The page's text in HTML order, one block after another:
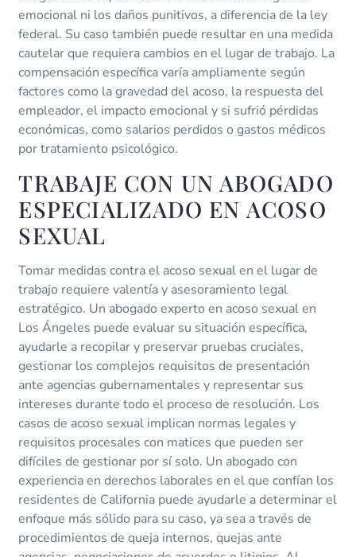
emocional ni los daños punitivos, a diferencia de la ley
federal. Su caso también puede resultar en una medida
cautelar que requiera cambios en el lugar de trabajo. La
compensación específica varía ampliamente según
factores como la gravedad del acoso, la respuesta del
empleador, el impacto emocional y si sufrió pérdidas
económicas, como salarios perdidos o gastos médicos
por tratamiento psicológico.
TRABAJE CON UN ABOGADO
ESPECIALIZADO EN ACOSO
SEXUAL
Tomar medidas contra el acoso sexual en el lugar de
trabajo requiere valentía y asesoramiento legal
estratégico. Un abogado experto en acoso sexual en
Los Ángeles puede evaluar su situación específica,
ayudarle a recopilar y preservar pruebas cruciales,
gestionar los complejos requisitos de presentación
ante agencias gubernamentales y representar sus
intereses durante todo el proceso de resolución. Los
casos de acoso sexual implican normas legales y
requisitos procesales con matices que pueden ser
difíciles de gestionar por sí solo. Un abogado con
experiencia en derechos laborales en el que confían los
residentes de California puede ayudarle a determinar el
enfoque más sólido para su caso, ya sea a través de
procedimientos de queja internos, quejas ante